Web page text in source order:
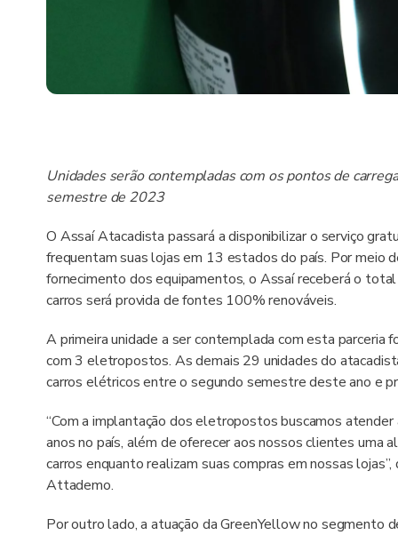
Unidades serão contempladas com os pontos de
semestre de 2023
O Assaí Atacadista passará a disponibilizar o serviço
frequentam suas lojas em 13 estados do país. Por meio
fornecimento dos equipamentos, o Assaí receberá o
carros será provida de fontes 100% renováveis.
A primeira unidade a ser contemplada com esta parceria
com 3 eletropostos. As demais 29 unidades do
carros elétricos entre o segundo semestre deste ano e
“Com a implantação dos eletropostos buscamos
anos no país, além de oferecer aos nossos clientes
carros enquanto realizam suas compras em nossas
Attademo.
Por outro lado, a atuação da GreenYellow no segmento